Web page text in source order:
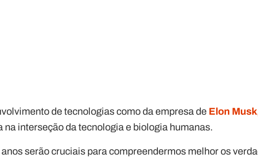
de tecnologias como da empresa de Elon Musk
na interseção da tecnologia e biologia humanas.
serão cruciais para compreendermos melhor os